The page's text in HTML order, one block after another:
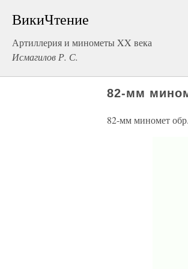
ВикиЧтение
Артиллерия и минометы XX века
Исмагилов Р. С.
82-мм
82-мм миномет